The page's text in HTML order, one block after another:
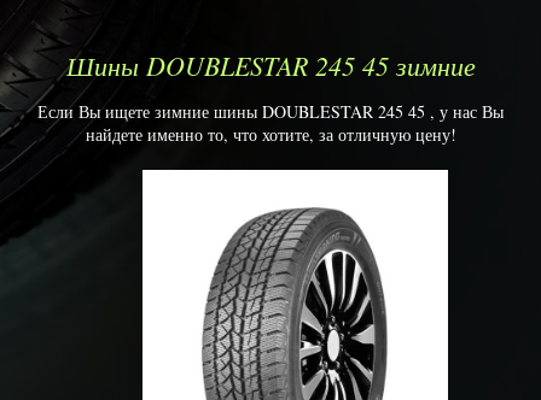
Шины DOUBLESTAR 245 45 зимние
Если Вы ищете зимние шины DOUBLESTAR 245 45 , у нас Вы
найдете именно то, что хотите, за отличную цену!